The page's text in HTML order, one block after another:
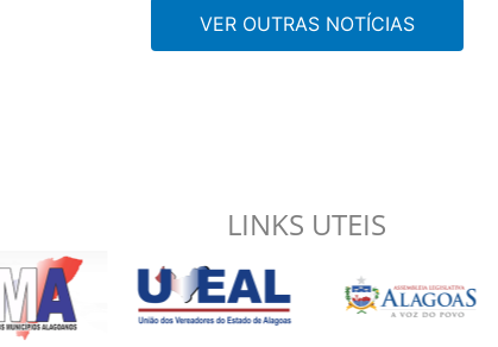
VER OUTRAS NOTÍCIAS
LINKS UTEIS